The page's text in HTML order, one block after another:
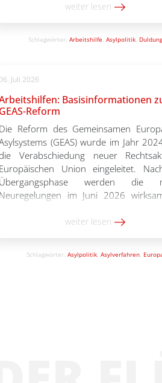
bestimmte Personen von dem
Gesetzespaketen beschlossen wurden,
weiter lesen
Schlagwörter: Arbeitshilfe, Asylpolitik, Duldung
06. Juli 2026
Basisinformationen
GEAS-Reform
Die Reform des Gemeinsamen
(GEAS) wurde im Jahr
die Verabschiedung neuer
Europäischen Union eingeleitet.
Übergangsphase werden die
Neuregelungen im Juni 2026
wichtigsten Elemente der GEAS-
Halbjahr 2026 […]
weiter lesen
Schlagwörter: Asylpolitik, Asylverfahren,